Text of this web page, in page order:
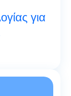
για